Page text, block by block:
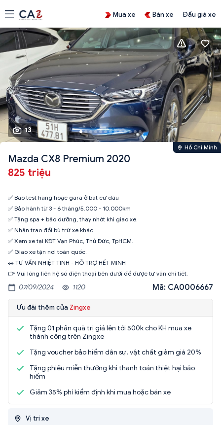
Mua xe Bán xe Đấu giá xe
13
Hồ Chí Minh
Mazda CX8 Premium 2020
825 triệu
✅ Bao test hãng hoặc gara ở bất cứ đâu
✅ Bảo hành từ 3 - 6 tháng/5.000 - 10.000km
✅ Tặng spa + bảo dưỡng, thay nhớt khi giao xe.
✅ Nhận trao đổi bù trừ xe khác.
✅ Xem xe tại KĐT Vạn Phúc, Thủ Đức, TpHCM.
✅ Giao xe tận nơi toàn quốc.
🚗 TƯ VẤN NHIỆT TÌNH - HỖ TRỢ HẾT MÌNH
👉 Vui lòng liên hệ số điện thoại bên dưới để được tư vấn chi tiết.
07/09/2024 1120 Mã: CA0006667
Ưu đãi thêm của Zingxe
Tặng 01 phần quà trị giá lên tới 500k cho KH mua xe
thành công trên Zingxe
Tặng voucher bảo hiểm dân sự, vật chất giảm giá 20%
Tặng phiếu miễn thưởng khi thanh toán thiệt hại bảo
hiểm
Giảm 35% phí kiểm định khi mua hoặc bán xe
Vị trí xe